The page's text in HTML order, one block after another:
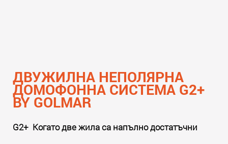
ДВУЖИЛНА НЕПОЛЯРНА
ДОМОФОННА СИСТЕМА G2+
BY GOLMAR
G2+ Когато две жила са напълно достатъчни